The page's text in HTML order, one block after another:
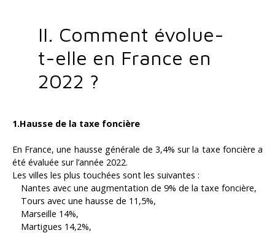
II. Comment évolue-
t-elle en France en
2022 ?
1.Hausse de la taxe foncière
En France, une hausse générale de 3,4% sur la taxe foncière a
été évaluée sur l’année 2022.
Les villes les plus touchées sont les suivantes :
Nantes avec une augmentation de 9% de la taxe foncière,
Tours avec une hausse de 11,5%,
Marseille 14%,
Martigues 14,2%,